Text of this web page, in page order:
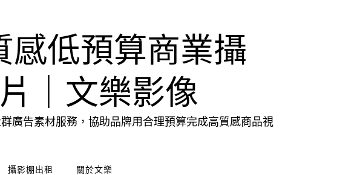
感低預算商業攝
｜文樂影像
廣告素材服務，協助品牌用合理預算完成高質感商品視
攝影棚出租 關於文樂